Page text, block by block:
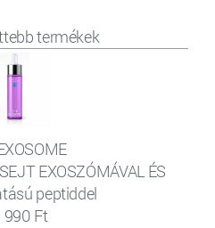
termékek
EXOSZÓMÁVAL ÉS
peptiddel
990 Ft